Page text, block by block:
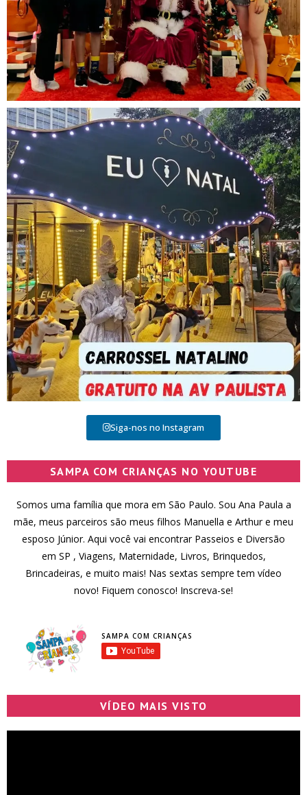
Siga-nos no Instagram
SAMPA COM CRIANÇAS NO YOUTUBE
Somos uma família que mora em São Paulo. Sou Ana Paula a
mãe, meus parceiros são meus filhos Manuella e Arthur e meu
esposo Júnior. Aqui você vai encontrar Passeios e Diversão
em SP , Viagens, Maternidade, Livros, Brinquedos,
Brincadeiras, e muito mais! Nas sextas sempre tem vídeo
novo! Fiquem conosco! Inscreva-se!
SAMPA COM CRIANÇAS
VÍDEO MAIS VISTO